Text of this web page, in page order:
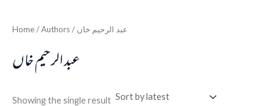
Home / Authors / عبد الرحیم خاں
عبد الرحیم خاں
Showing the single result